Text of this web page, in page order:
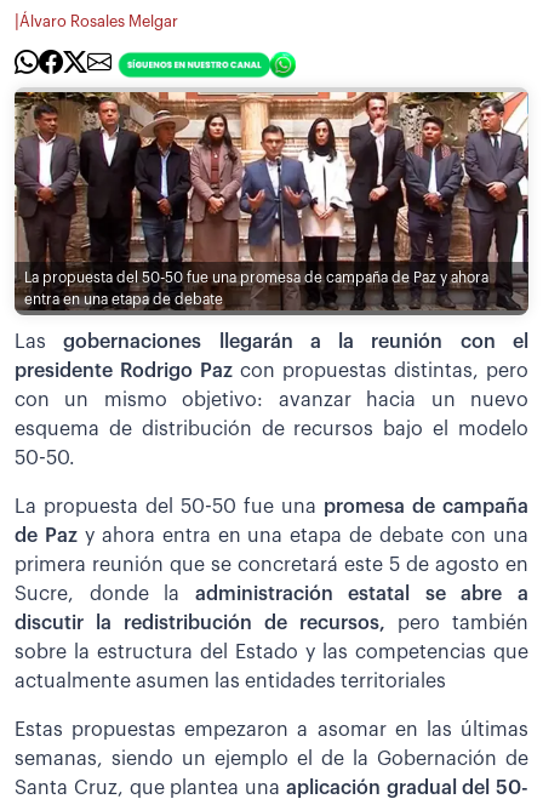
Álvaro Rosales Melgar
La propuesta del 50-50 fue una promesa de campaña de Paz y ahora
entra en una etapa de debate
Lasgobernaciones llegarán a la reunión con el
presidente Rodrigo Paz con propuestas distintas, pero
con un mismo objetivo: avanzar hacia un nuevo
esquema de distribución de recursos bajo el modelo
50-50.
La propuesta del 50-50 fue una promesa de campaña
de Paz y ahora entra en una etapa de debate con una
primera reunión que se concretará este 5 de agosto en
Sucre, donde la administración estatal se abre a
discutir la redistribución de recursos, pero también
sobre la estructura del Estado y las competencias que
actualmente asumen las entidades territoriales
Estas propuestas empezaron a asomar en las últimas
semanas, siendo un ejemplo el de la Gobernación de
Santa Cruz, que plantea una aplicación gradual del 50-